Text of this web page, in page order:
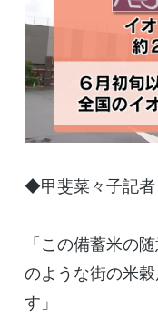
◆甲斐菜々子記者
「この備蓄米の
のような街の米
す」